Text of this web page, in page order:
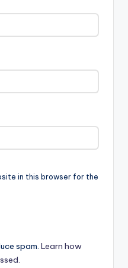
in this browser for the
spam. Learn how